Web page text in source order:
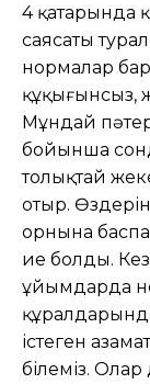
4 қаңтарында
саясаты
нормалар
құқығынсыз,
Мұндай
бойынша
толықтай
отыр.
орнына
ие болды.
ұйымдарда
істеген
білеміз.